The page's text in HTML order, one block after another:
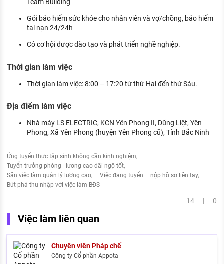
Team Building
Gói bảo hiểm sức khỏe cho nhân viên và vợ/chồng, bảo hiểm
tai nạn 24/24h
Có cơ hội được đào tạo và phát triển nghề nghiệp.
Thời gian làm việc
Thời gian làm việc: 8:00 – 17:20 từ thứ Hai đến thứ Sáu.
Địa điểm làm việc
Nhà máy LS ELECTRIC, KCN Yên Phong II, Dũng Liệt, Yên
Phong, Xã Yên Phong (huyện Yên Phong cũ), Tỉnh Bắc Ninh
Ứng tuyển thực tập sinh không cần kinh nghiệm
Tuyển trưởng phòng - lương cao đãi ngộ tốt
Săn việc làm quản lý lương cao
Việc đang tuyển – nộp hồ sơ liền tay
Bứt phá thu nhập với việc làm BĐS
14 | 0
Việc làm liên quan
Chuyên viên Pháp chế
Công ty Cổ phần Appota